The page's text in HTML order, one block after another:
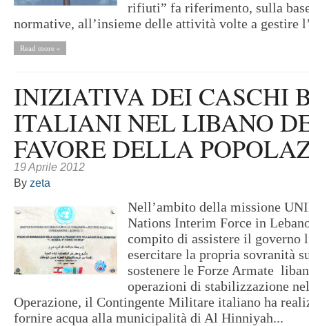
rifiuti” fa riferimento, sulla
normative, all’insieme delle attività volte a gestire
Read more »
INIZIATIVA DEI CASCHI
ITALIANI NEL LIBANO
FAVORE DELLA
19 Aprile 2012
By zeta
Nell’ambito della missione
Nations Interim Force in
compito di assistere il governo
esercitare la propria sovranità
sostenere le Forze Armate
operazioni di stabilizzazione
Operazione, il Contingente Militare italiano ha
fornire acqua alla municipalità di Al Hinniyah...